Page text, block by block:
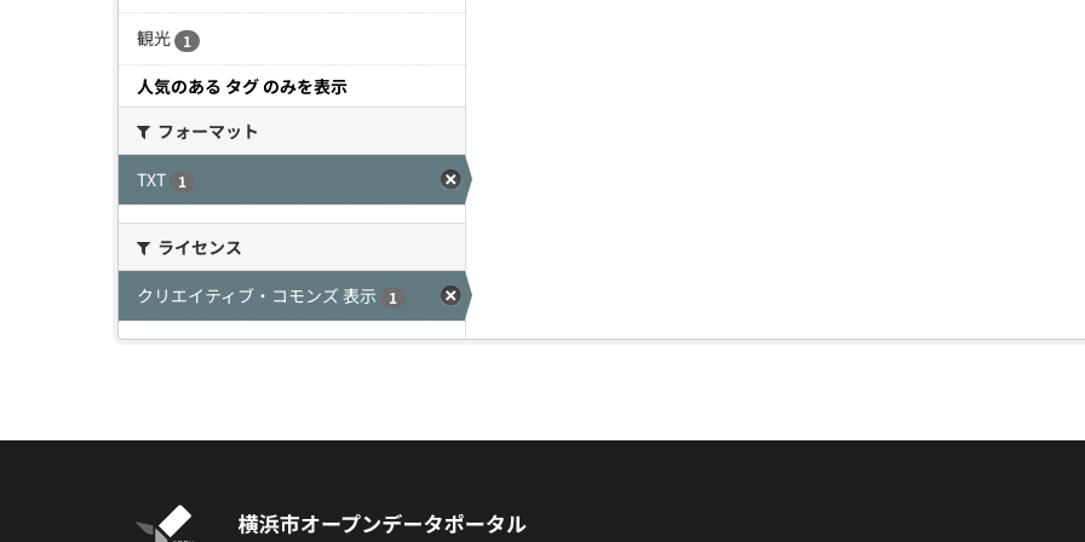
観光 1
人気のある タグ のみを表示
フォーマット
TXT
1
ライセンス
クリエイティブ・コモンズ 表示
1